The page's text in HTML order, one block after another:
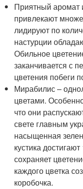
Приятный аромат
привлекают
лидируют по
настурции
Обильное
заканчивается с
цветения побеги
Мирабилис –
цветами.
что они
свете главным
насыщенная
кустика
сохраняет
каждого цветка
коробочка.